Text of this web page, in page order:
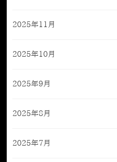
2025年11月
2025年10月
2025年9月
2025年8月
2025年7月